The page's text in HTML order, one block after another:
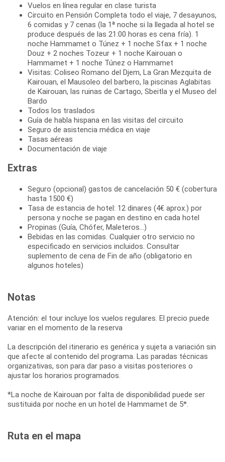
Vuelos en línea regular en clase turista
Circuito en Pensión Completa todo el viaje, 7 desayunos,
6 comidas y 7 cenas (la 1ª noche si la llegada al hotel se
produce después de las 21:00 horas es cena fría). 1
noche Hammamet o Túnez + 1 noche Sfax + 1 noche
Douz + 2 noches Tozeur + 1 noche Kairouan o
Hammamet + 1 noche Túnez o Hammamet
Visitas: Coliseo Romano del Djem, La Gran Mezquita de
Kairouan, el Mausoleo del barbero, la piscinas Aglabitas
de Kairouan, las ruinas de Cartago, Sbeitla y el Museo del
Bardo
Todos los traslados
Guía de habla hispana en las visitas del circuito
Seguro de asistencia médica en viaje
Tasas aéreas
Documentación de viaje
Extras
Seguro (opcional) gastos de cancelación 50 € (cobertura
hasta 1500 €)
Tasa de estancia de hotel: 12 dinares (4€ aprox.) por
persona y noche se pagan en destino en cada hotel
Propinas (Guía, Chófer, Maleteros...)
Bebidas en las comidas. Cualquier otro servicio no
especificado en servicios incluidos. Consultar
suplemento de cena de Fin de año (obligatorio en
algunos hoteles)
Notas
Atención: el tour incluye los vuelos regulares. El precio puede
variar en el momento de la reserva
La descripción del itinerario es genérica y sujeta a variación sin
que afecte al contenido del programa. Las paradas técnicas
organizativas, son para dar paso a visitas posteriores o
ajustar los horarios programados.
*La noche de Kairouan por falta de disponibilidad puede ser
sustituida por noche en un hotel de Hammamet de 5*.
Ruta en el mapa